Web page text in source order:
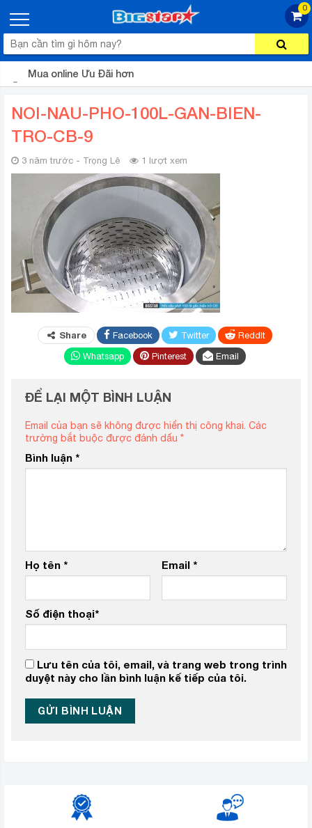
0
Mua online Ưu Đãi hơn
NOI-NAU-PHO-100L-GAN-BIEN-
TRO-CB-9
3 năm trước - Trọng Lê 1 lượt xem
Share Facebook Twitter
ReddIt
Whatsapp
Pinterest Email
ĐỂ LẠI MỘT BÌNH LUẬN
Email của bạn sẽ không được hiển thị công khai. Các
trường bắt buộc được đánh dấu *
Bình luận *
Họ tên * Email *
Số điện thoại*
Lưu tên của tôi, email, và trang web trong trình
duyệt này cho lần bình luận kế tiếp của tôi.